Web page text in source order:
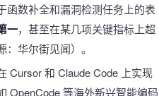
函数补全和漏洞检测任务上的表
一，甚至在某几项关键指标上超
华尔街见闻）。
Cursor 和 Claude Code 上实现
OpenCode 等海外新兴智能编码